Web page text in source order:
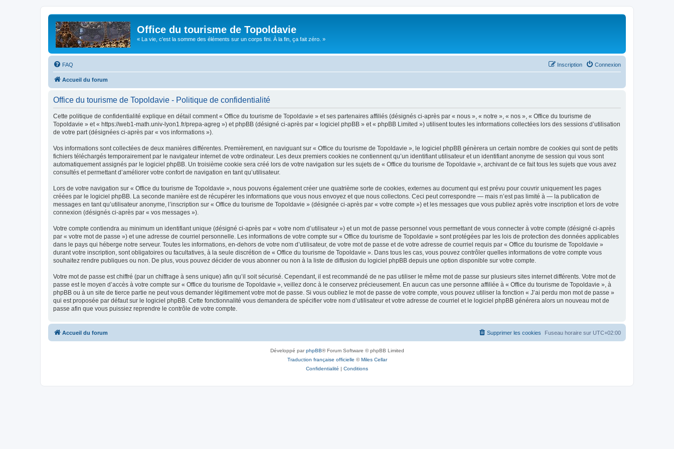
Office du tourisme de Topoldavie
« La vie, c'est la somme des éléments sur un corps fini. À la fin, ça fait zéro. »
FAQ Connexion
Inscription
Accueil du forum
Office du tourisme de Topoldavie - Politique de confidentialité
Cette politique de confidentialité explique en détail comment « Office du tourisme de Topoldavie » et ses partenaires affiliés (désignés ci-après par « nous », « notre », « nos », « Office du tourisme de
Topoldavie » et « https://web1-math.univ-lyon1.fr/prepa-agreg ») et phpBB (désigné ci-après par « logiciel phpBB » et « phpBB Limited ») utilisent toutes les informations collectées lors des sessions d’utilisation
de votre part (désignées ci-après par « vos informations »).
Vos informations sont collectées de deux manières différentes. Premièrement, en naviguant sur « Office du tourisme de Topoldavie », le logiciel phpBB génèrera un certain nombre de cookies qui sont de petits
fichiers téléchargés temporairement par le navigateur internet de votre ordinateur. Les deux premiers cookies ne contiennent qu’un identifiant utilisateur et un identifiant anonyme de session qui vous sont
automatiquement assignés par le logiciel phpBB. Un troisième cookie sera créé lors de votre navigation sur les sujets de « Office du tourisme de Topoldavie », archivant de ce fait tous les sujets que vous avez
consultés et permettant d’améliorer votre confort de navigation en tant qu’utilisateur.
Lors de votre navigation sur « Office du tourisme de Topoldavie », nous pouvons également créer une quatrième sorte de cookies, externes au document qui est prévu pour couvrir uniquement les pages
créées par le logiciel phpBB. La seconde manière est de récupérer les informations que vous nous envoyez et que nous collectons. Ceci peut correspondre — mais n’est pas limité à — la publication de
messages en tant qu’utilisateur anonyme, l’inscription sur « Office du tourisme de Topoldavie » (désignée ci-après par « votre compte ») et les messages que vous publiez après votre inscription et lors de votre
connexion (désignés ci-après par « vos messages »).
Votre compte contiendra au minimum un identifiant unique (désigné ci-après par « votre nom d’utilisateur ») et un mot de passe personnel vous permettant de vous connecter à votre compte (désigné ci-après
par « votre mot de passe ») et une adresse de courriel personnelle. Les informations de votre compte sur « Office du tourisme de Topoldavie » sont protégées par les lois de protection des données applicables
dans le pays qui héberge notre serveur. Toutes les informations, en-dehors de votre nom d’utilisateur, de votre mot de passe et de votre adresse de courriel requis par « Office du tourisme de Topoldavie »
durant votre inscription, sont obligatoires ou facultatives, à la seule discrétion de « Office du tourisme de Topoldavie ». Dans tous les cas, vous pouvez contrôler quelles informations de votre compte vous
souhaitez rendre publiques ou non. De plus, vous pouvez décider de vous abonner ou non à la liste de diffusion du logiciel phpBB depuis une option disponible sur votre compte.
Votre mot de passe est chiffré (par un chiffrage à sens unique) afin qu’il soit sécurisé. Cependant, il est recommandé de ne pas utiliser le même mot de passe sur plusieurs sites internet différents. Votre mot de
passe est le moyen d’accès à votre compte sur « Office du tourisme de Topoldavie », veillez donc à le conservez précieusement. En aucun cas une personne affiliée à « Office du tourisme de Topoldavie », à
phpBB ou à un site de tierce partie ne peut vous demander légitimement votre mot de passe. Si vous oubliez le mot de passe de votre compte, vous pouvez utiliser la fonction « J’ai perdu mon mot de passe »
qui est proposée par défaut sur le logiciel phpBB. Cette fonctionnalité vous demandera de spécifier votre nom d’utilisateur et votre adresse de courriel et le logiciel phpBB générera alors un nouveau mot de
passe afin que vous puissiez reprendre le contrôle de votre compte.
Accueil du forum Fuseau horaire sur UTC+02:00
Supprimer les cookies
Développé parphpBB® Forum Software © phpBB Limited
Traduction française officielle ©Miles Cellar
Confidentialité | Conditions